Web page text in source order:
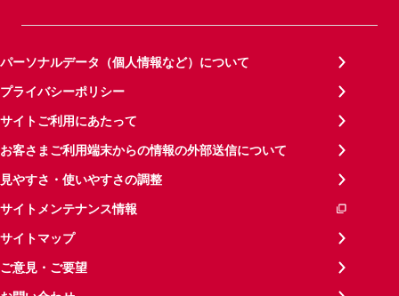
パーソナルデータ（個人情報など）について
プライバシーポリシー
サイトご利用にあたって
お客さまご利用端末からの情報の外部送信について
見やすさ・使いやすさの調整
サイトメンテナンス情報
サイトマップ
ご意見・ご要望